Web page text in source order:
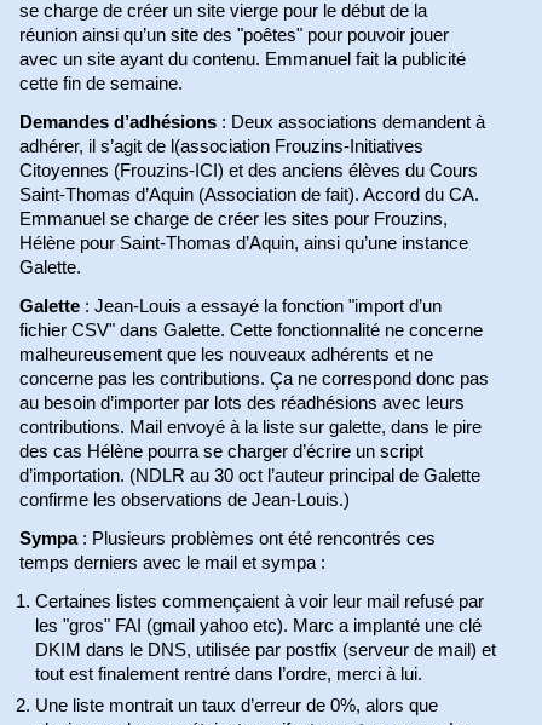
se charge de créer un site vierge pour le début de la
réunion ainsi qu’un site des "poêtes" pour pouvoir jouer
avec un site ayant du contenu. Emmanuel fait la publicité
cette fin de semaine.
Demandes d’adhésions : Deux associations demandent à
adhérer, il s’agit de l(association Frouzins-Initiatives
Citoyennes (Frouzins-ICI) et des anciens élèves du Cours
Saint-Thomas d’Aquin (Association de fait). Accord du CA.
Emmanuel se charge de créer les sites pour Frouzins,
Hélène pour Saint-Thomas d’Aquin, ainsi qu’une instance
Galette.
Galette : Jean-Louis a essayé la fonction "import d’un
fichier CSV" dans Galette. Cette fonctionnalité ne concerne
malheureusement que les nouveaux adhérents et ne
concerne pas les contributions. Ça ne correspond donc pas
au besoin d’importer par lots des réadhésions avec leurs
contributions. Mail envoyé à la liste sur galette, dans le pire
des cas Hélène pourra se charger d’écrire un script
d’importation. (NDLR au 30 oct l’auteur principal de Galette
confirme les observations de Jean-Louis.)
Sympa: Plusieurs problèmes ont été rencontrés ces
temps derniers avec le mail et sympa :
Certaines listes commençaient à voir leur mail refusé par
les "gros" FAI (gmail yahoo etc). Marc a implanté une clé
DKIM dans le DNS, utilisée par postfix (serveur de mail) et
tout est finalement rentré dans l’ordre, merci à lui.
Une liste montrait un taux d’erreur de 0%, alors que